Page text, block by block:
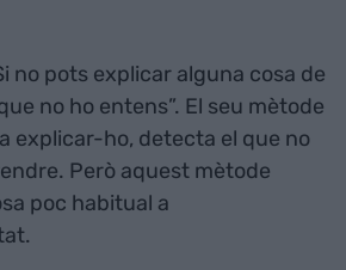
no pots explicar alguna cosa de
no ho entens”. El seu mètode
explicar-ho, detecta el que no
Però aquest mètode
poc habitual a